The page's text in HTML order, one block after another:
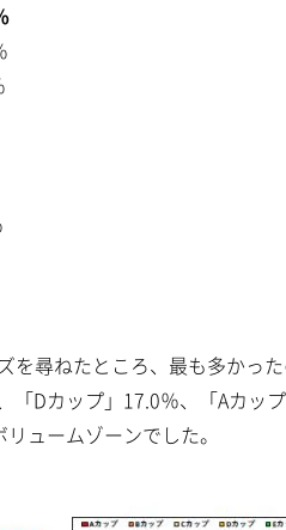
を尋ねたところ、最も多かっ
「Dカップ」17.0％、「Aカッ
リュームゾーンでした。